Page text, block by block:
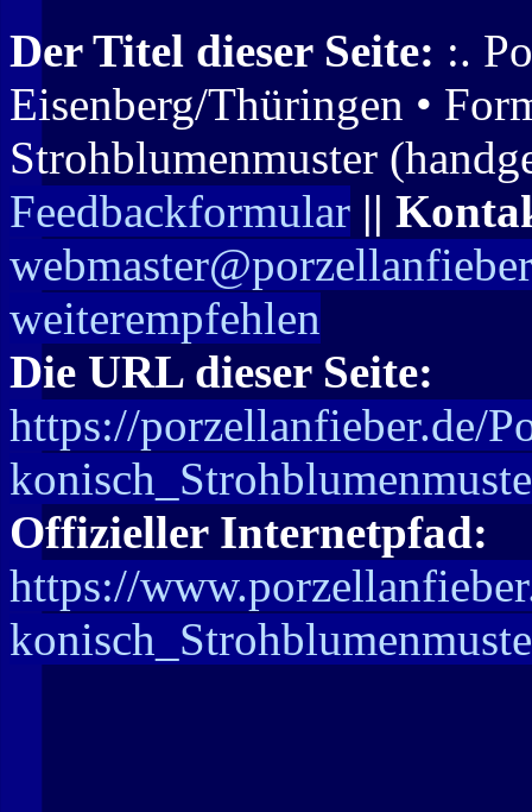
Der Titel dieser Seite: :.
Eisenberg/Thüringen •
Strohblumenmuster
Feedbackformular ||
weiterempfehlen
Die URL dieser Seite:
https://porzellanfieber.de/
Offizieller Internetpfad:
https://